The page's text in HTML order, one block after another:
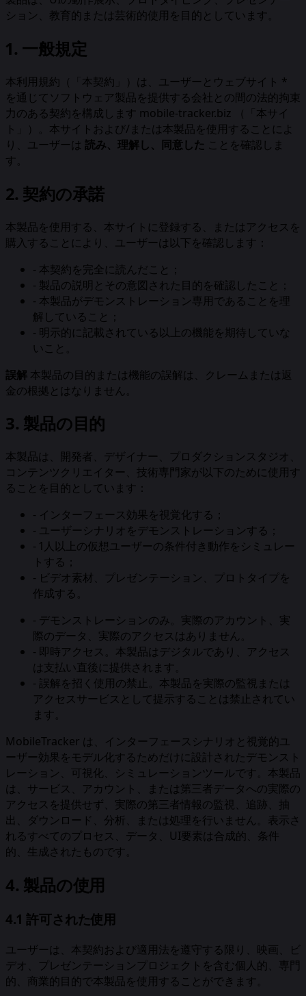
ション、教育的または芸術的使用を目的としています。
1. 一般規定
本利用規約（「本契約」）は、ユーザーとウェブサイト *
を通じてソフトウェア製品を提供する会社との間の法的拘束
力のある契約を構成します mobile-tracker.biz （「本サイ
ト」）。本サイトおよび/または本製品を使用することによ
り、ユーザーは 読み、理解し、同意した ことを確認しま
す。
2. 契約の承諾
本製品を使用する、本サイトに登録する、またはアクセスを
購入することにより、ユーザーは以下を確認します：
- 本契約を完全に読んだこと；
- 製品の説明とその意図された目的を確認したこと；
- 本製品がデモンストレーション専用であることを理
解していること；
- 明示的に記載されている以上の機能を期待していな
いこと。
誤解 本製品の目的または機能の誤解は、クレームまたは返
金の根拠とはなりません。
3. 製品の目的
本製品は、開発者、デザイナー、プロダクションスタジオ、
コンテンツクリエイター、技術専門家が以下のために使用す
ることを目的としています：
- インターフェース効果を視覚化する；
- ユーザーシナリオをデモンストレーションする；
- 1人以上の仮想ユーザーの条件付き動作をシミュレー
トする；
- ビデオ素材、プレゼンテーション、プロトタイプを
作成する。
- デモンストレーションのみ。実際のアカウント、実
際のデータ、実際のアクセスはありません。
- 即時アクセス。本製品はデジタルであり、アクセス
は支払い直後に提供されます。
- 誤解を招く使用の禁止。本製品を実際の監視または
アクセスサービスとして提示することは禁止されてい
ます。
MobileTracker は、インターフェースシナリオと視覚的ユ
ーザー効果をモデル化するためだけに設計されたデモンスト
レーション、可視化、シミュレーションツールです。本製品
は、サービス、アカウント、または第三者データへの実際の
アクセスを提供せず、実際の第三者情報の監視、追跡、抽
出、ダウンロード、分析、または処理を行いません。表示さ
れるすべてのプロセス、データ、UI要素は合成的、条件
的、生成されたものです。
4. 製品の使用
4.1 許可された使用
ユーザーは、本契約および適用法を遵守する限り、映画、ビ
デオ、プレゼンテーションプロジェクトを含む個人的、専門
的、商業的目的で本製品を使用することができます。